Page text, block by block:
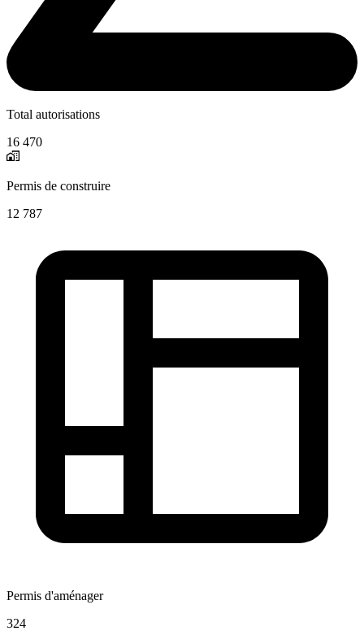
Total autorisations
16 470
Permis de construire
12 787
Permis d'aménager
324